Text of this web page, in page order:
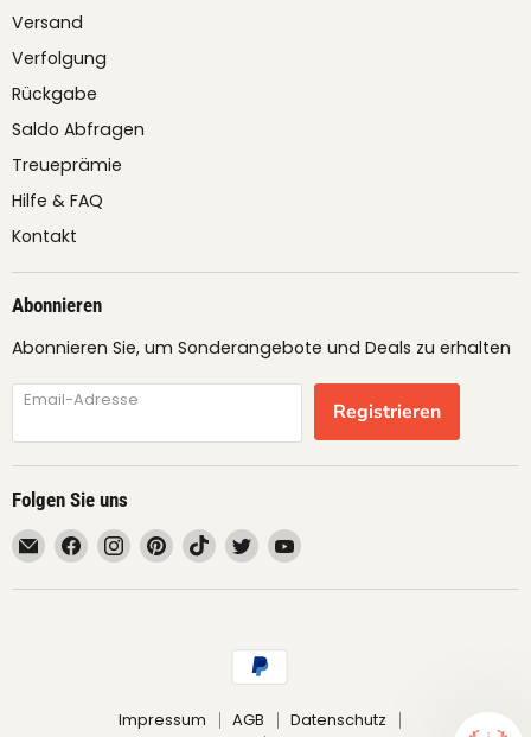
Versand
Verfolgung
Rückgabe
Saldo Abfragen
Treueprämie
Hilfe & FAQ
Kontakt
Abonnieren
Abonnieren Sie, um Sonderangebote und Deals zu erhalten
Email-Adresse Registrieren
Folgen Sie uns
Email
fruimundo
Finden
Sie
uns
Finden
Sie
uns
Finden
Sie
uns
Pinterest
Finden
Sie
uns
TikTok
Finden
Sie
uns
Twitter
Finden
uns
Impressum AGB
Datenschutz